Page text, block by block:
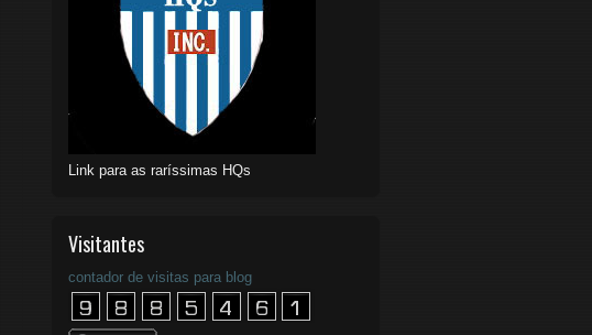
Link para as raríssimas HQs
Visitantes
contador de visitas para blog